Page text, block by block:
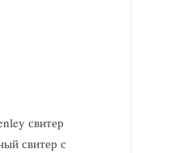
свитер
свитер с